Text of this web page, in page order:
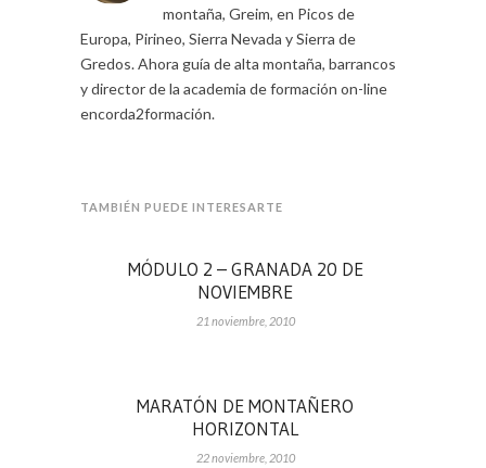
montaña, Greim, en Picos de
Europa, Pirineo, Sierra Nevada y Sierra de
Gredos. Ahora guía de alta montaña, barrancos
y director de la academia de formación on-line
encorda2formación.
TAMBIÉN PUEDE INTERESARTE
MÓDULO 2 – GRANADA 20 DE
NOVIEMBRE
21 noviembre, 2010
MARATÓN DE MONTAÑERO
HORIZONTAL
22 noviembre, 2010